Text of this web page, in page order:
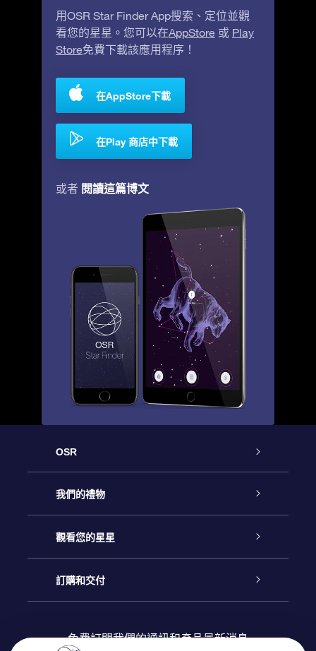
用OSR Star Finder App搜索、定位並觀
看您的星星。您可以在AppStore 或 Play
Store免費下載該應用程序！
在AppStore下載
在Play 商店中下載
或者 閱讀這篇博文
OSR
客戶服務
聯繫我們
博客
我們的禮物
Online Star禮物
OSR禮物包
觀看您的星星
星星注册
訂購和交付
免費訂閱我們的通訊和產品最新消息